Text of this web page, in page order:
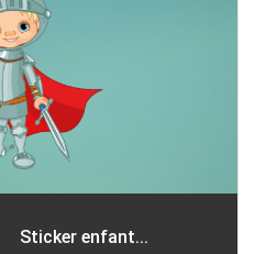
Sticker enfant...